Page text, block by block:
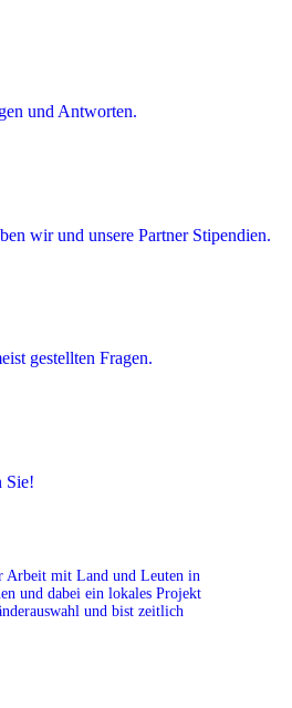
und Antworten.
wir und unsere Partner Stipendien.
gestellten Fragen.
Sie!
Arbeit mit Land und Leuten in
und dabei ein lokales Projekt
und bist zeitlich